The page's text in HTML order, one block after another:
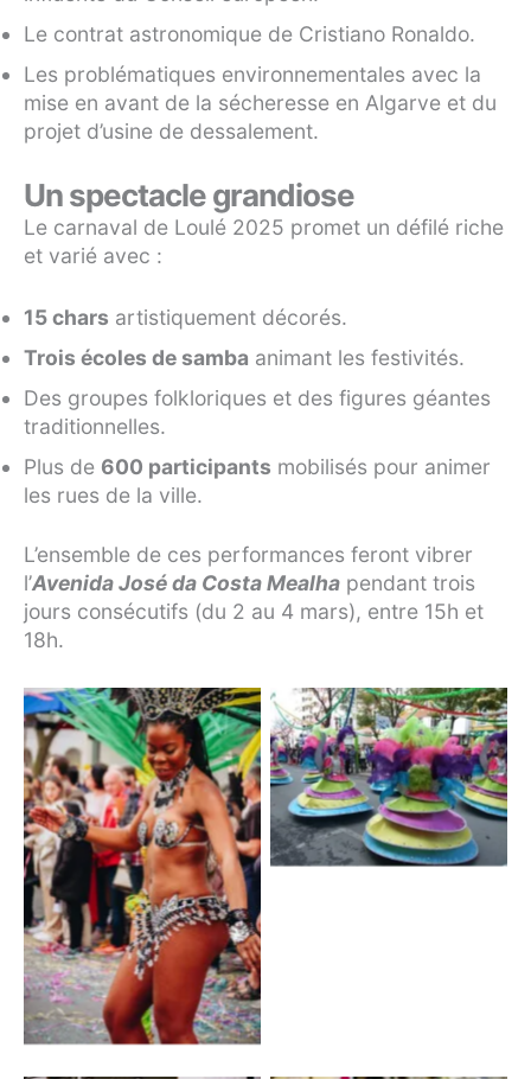
Le contrat astronomique de Cristiano Ronaldo.
Les problématiques environnementales avec la
mise en avant de la sécheresse en Algarve et du
projet d’usine de dessalement.
Un spectacle grandiose
Le carnaval de Loulé 2025 promet un défilé riche
et varié avec :
15 chars artistiquement décorés.
Trois écoles de samba animant les festivités.
Des groupes folkloriques et des figures géantes
traditionnelles.
Plus de 600 participants mobilisés pour animer
les rues de la ville.
L’ensemble de ces performances feront vibrer
l’Avenida José da Costa Mealha pendant trois
jours consécutifs (du 2 au 4 mars), entre 15h et
18h.